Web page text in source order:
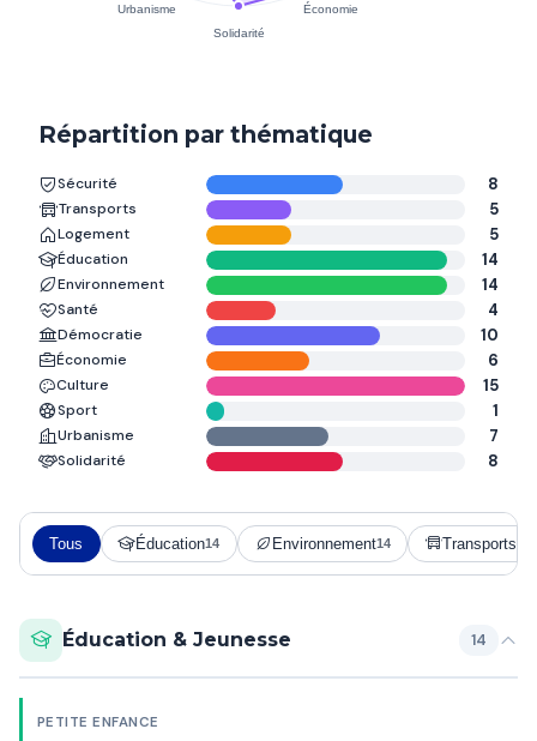
Répartition par thématique
Sécurité 8
Transports 5
Logement 5
Éducation 14
Environnement 14
Santé 4
Démocratie 10
Économie 6
Culture 15
Sport 1
Urbanisme 7
Solidarité 8
Tous Éducation14 Environnement14 Transports
Éducation & Jeunesse 14
PETITE ENFANCE